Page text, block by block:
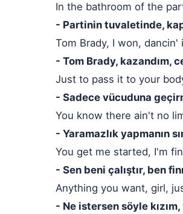
In the bathroom of the
- Partinin tuvaletinde,
Tom Brady, I won,
- Tom Brady, kazandım,
Just to pass it to your
- Sadece vücuduna
You know there ain't no
- Yaramazlık yapmanın
You get me started, I'm
- Sen beni çalıştır, ben
Anything you want, girl,
- Ne istersen söyle